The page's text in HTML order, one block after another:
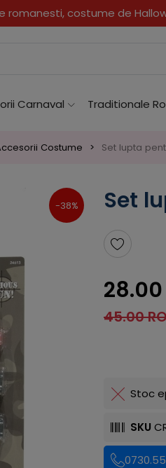
costume de
Carnaval Traditionale
Costume Set lupta
-38% Set
28.00
45.00
Stoc
SKU